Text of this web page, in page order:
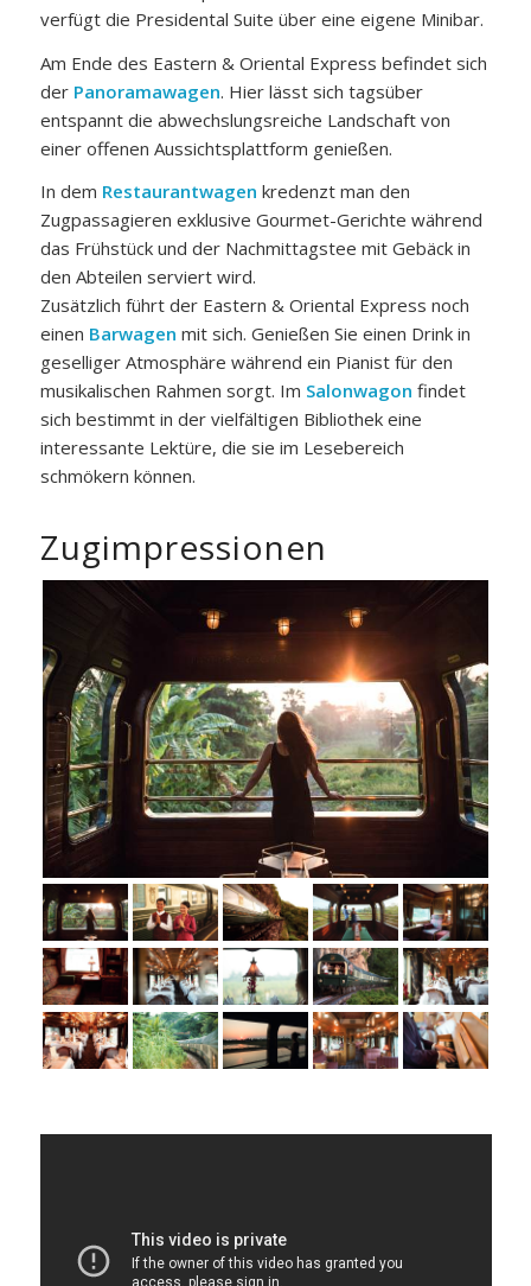
verfügt die Presidental Suite über eine eigene Minibar.
Am Ende des Eastern & Oriental Express befindet sich
der Panoramawagen. Hier lässt sich tagsüber
entspannt die abwechslungsreiche Landschaft von
einer offenen Aussichtsplattform genießen.
In dem Restaurantwagen kredenzt man den
Zugpassagieren exklusive Gourmet-Gerichte während
das Frühstück und der Nachmittagstee mit Gebäck in
den Abteilen serviert wird.
Zusätzlich führt der Eastern & Oriental Express noch
einen Barwagen mit sich. Genießen Sie einen Drink in
geselliger Atmosphäre während ein Pianist für den
musikalischen Rahmen sorgt. Im Salonwagon findet
sich bestimmt in der vielfältigen Bibliothek eine
interessante Lektüre, die sie im Lesebereich
schmökern können.
Zugimpressionen